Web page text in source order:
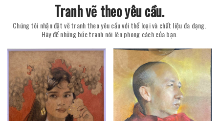
Tranh vẽ theo yêu cầu.
Chúng tôi nhận đặt vẽ tranh theo yêu cầu với thể loại và chất liệu đa dạng.
Hãy để những bức tranh nói lên phong cách của bạn.